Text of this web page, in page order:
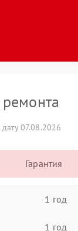
07.08.2026
Гарантия
1 год
1 год